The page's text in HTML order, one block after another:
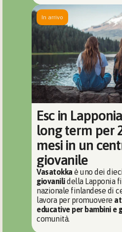
In arrivo
Esc in
long term per
mesi in un
giovanile
Vasatokka è uno dei
giovanili della Lapponia
nazionale finlandese di
lavora per promuovere
educative per bambini e
comunità.